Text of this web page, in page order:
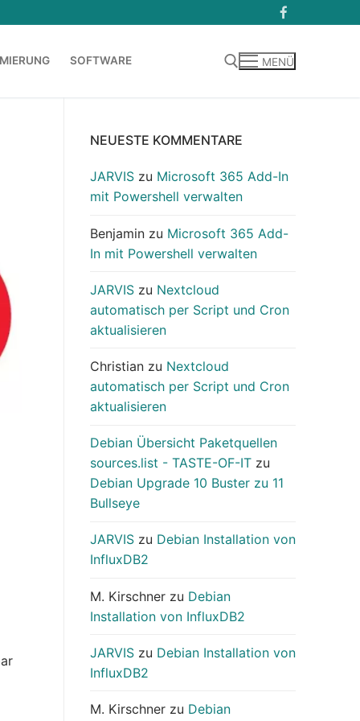
SOFTWARE MENÜ
NEUESTE KOMMENTARE
JARVIS zu Microsoft 365 Add-In
mit Powershell verwalten
Benjamin zu Microsoft 365 Add-
In mit Powershell verwalten
JARVIS zu Nextcloud
automatisch per Script und Cron
aktualisieren
Christian zu Nextcloud
automatisch per Script und Cron
aktualisieren
Debian Übersicht Paketquellen
sources.list - TASTE-OF-IT zu
Debian Upgrade 10 Buster zu 11
Bullseye
JARVIS zu Debian Installation von
InfluxDB2
M. Kirschner zu Debian
Installation von InfluxDB2
JARVIS zu Debian Installation von
InfluxDB2
M. Kirschner zu Debian